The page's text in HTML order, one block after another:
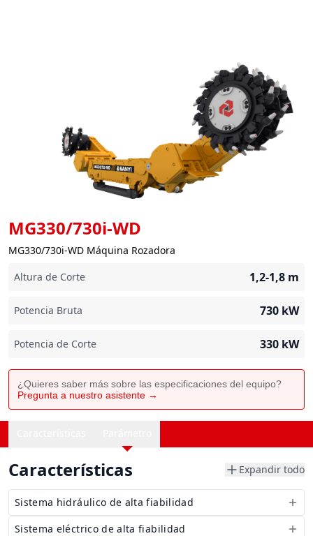
MG330/730i-WD
MG330/730i-WD Máquina Rozadora
Altura de Corte
1,2-1,8 m
Potencia Bruta 730 kW
Potencia de Corte 330 kW
¿Quieres saber más sobre las especificaciones del equipo?
Pregunta a nuestro asistente →
Características Expandir todo
Sistema hidráulico de alta fiabilidad
Sistema eléctrico de alta fiabilidad